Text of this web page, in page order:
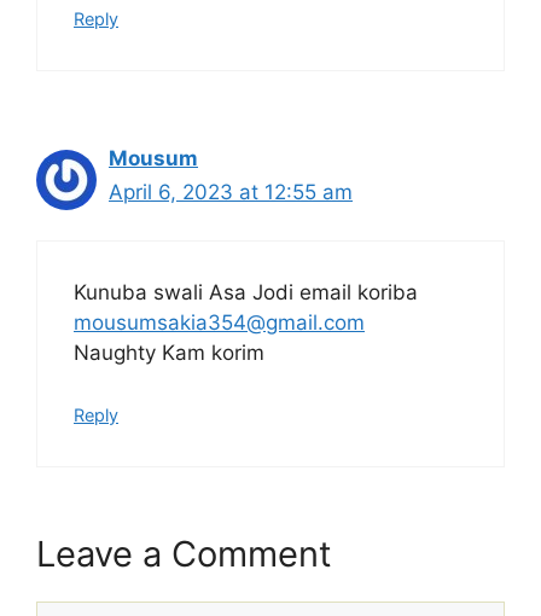
Reply
Mousum
April 6, 2023 at 12:55 am
Kunuba swali Asa Jodi email koriba
mousumsakia354@gmail.com
Naughty Kam korim
Reply
Leave a Comment